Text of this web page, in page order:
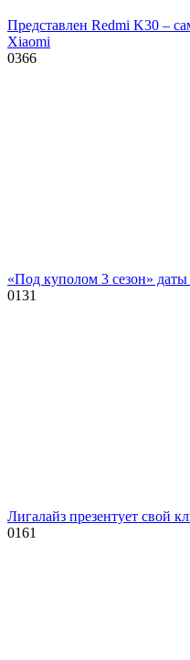
Представлен Redmi K30 –
Xiaomi
0366
«Под куполом 3 сезон»
0131
Лигалайз презентует свой
0161